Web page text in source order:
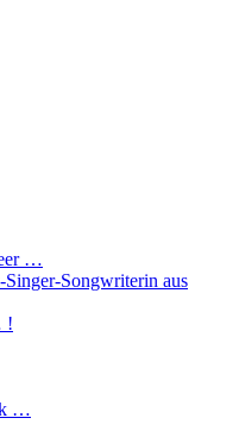
…
Songwriterin aus
!
…